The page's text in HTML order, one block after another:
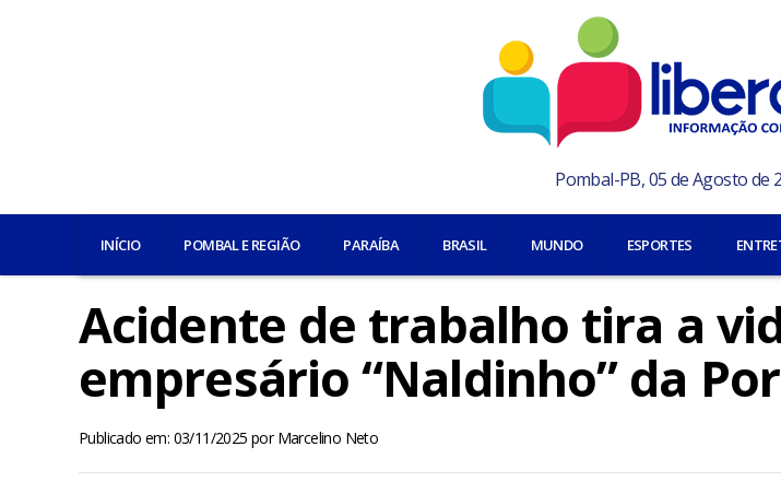
Pombal-PB, 05 de Agosto de
INÍCIO POMBAL E REGIÃO PARAÍBA BRASIL MUNDO ESPORTES
Acidente de trabalho tira a
empresário “Naldinho” da
Publicado em: 03/11/2025 porMarcelino Neto